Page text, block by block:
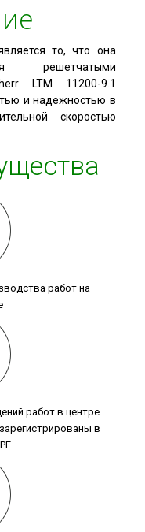
то, что она
решетчатыми
LTM 11200-9.1
и надежностью в
скоростью
работ на
работ в центре
в